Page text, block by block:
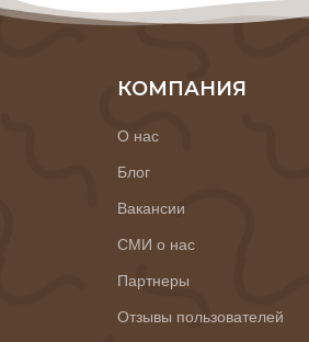
КОМПАНИЯ
О нас
Блог
Вакансии
СМИ о нас
Партнеры
Отзывы пользователей